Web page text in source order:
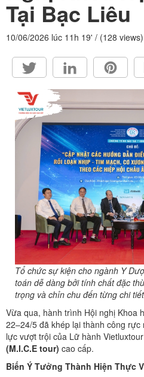
HỘP THƯ GÓP Ý
LIÊN HỆ
Tại Bạc Liêu
10/06/2026 lúc 11h 19' / (128 views)
Tổ chức sự kiện cho ngành Y
toán dễ dàng bởi tính chất đặc
trọng và chỉn chu đến từng chi
Vừa qua, hành trình Hội nghị Khoa
22–24/5 đã khép lại thành công
lực vượt trội của Lữ hành
(M.I.C.E tour) cao cấp.
Biến Ý Tưởng Thành Hiện Thực